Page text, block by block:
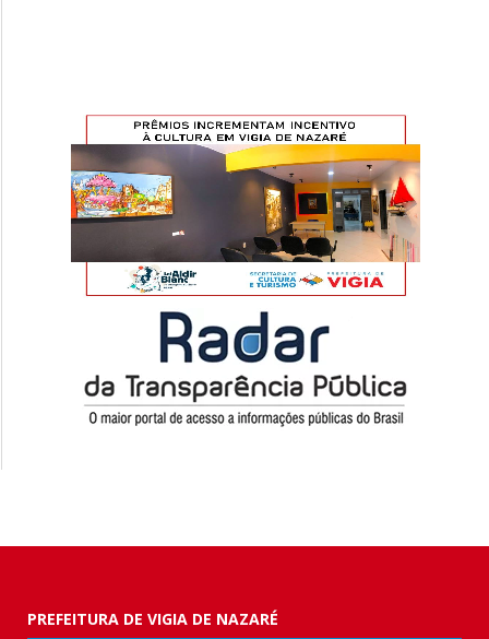
PREFEITURA DE VIGIA DE NAZARÉ